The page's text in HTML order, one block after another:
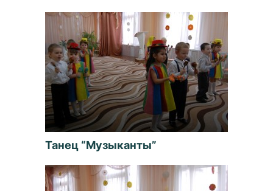
Танец “Музыканты”